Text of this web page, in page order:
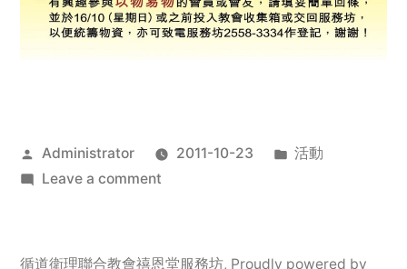
Posted
by
Administrator 2011-10-23
Posted
活動
Leave a commenton
服
循道衛理聯合教會禧恩堂服務坊, Proudly powered by